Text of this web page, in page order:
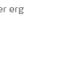
erg